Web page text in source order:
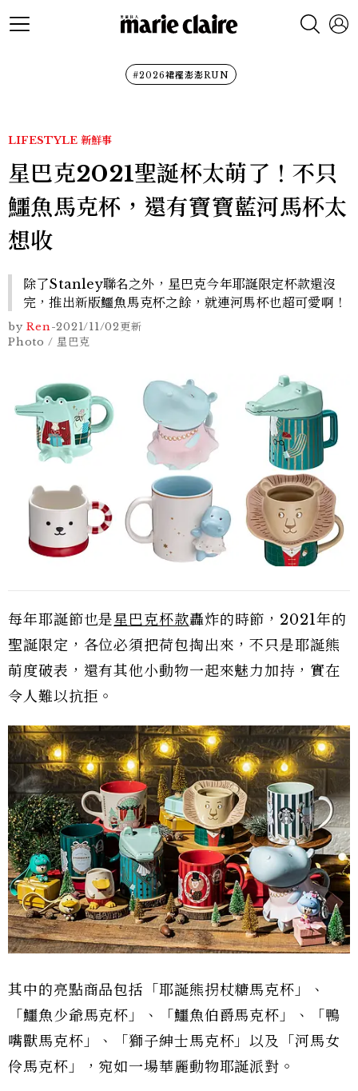
#2026裙襬澎澎RUN
LIFESTYLE 新鮮事
星巴克2021聖誕杯太萌了！不只
鱷魚馬克杯，還有寶寶藍河馬杯太
想收
除了Stanley聯名之外，星巴克今年耶誕限定杯款還沒
完，推出新版鱷魚馬克杯之餘，就連河馬杯也超可愛啊！
by Ren-2021/11/02更新
Photo / 星巴克
每年耶誕節也是星巴克杯款轟炸的時節，2021年的
聖誕限定，各位必須把荷包掏出來，不只是耶誕熊
萌度破表，還有其他小動物一起來魅力加持，實在
令人難以抗拒。
其中的亮點商品包括「耶誕熊拐杖糖馬克杯」、
「鱷魚少爺馬克杯」、「鱷魚伯爵馬克杯」、「鴨
嘴獸馬克杯」、「獅子紳士馬克杯」以及「河馬女
伶馬克杯」，宛如一場華麗動物耶誕派對。